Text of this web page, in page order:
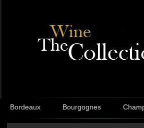
Bordeaux Bourgognes